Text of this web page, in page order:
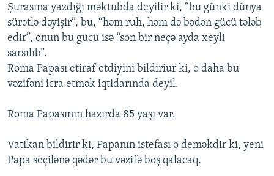
Şurasına yazdığı məktubda deyilir ki, “bu günki dünya
sürətlə dəyişir”, bu, “həm ruh, həm də bədən gücü tələb
edir”, onun bu gücü isə “son bir neçə ayda xeyli
sarsılıb”.
Roma Papası etiraf etdiyini bildiriur ki, o daha bu
vəzifəni icra etmək iqtidarında deyil.
Roma Papasının hazırda 85 yaşı var.
Vatikan bildirir ki, Papanın istefası o deməkdir ki, yeni
Papa seçilənə qədər bu vəzifə boş qalacaq.